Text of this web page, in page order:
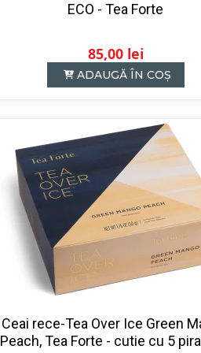
ECO - Tea Forte
85,00 lei
ADAUGĂ ÎN COȘ
Ceai rece-Tea Over Ice Green
Peach, Tea Forte - cutie cu 5